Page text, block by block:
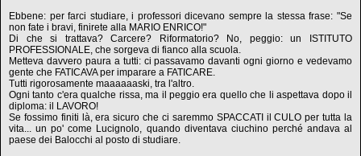
Ebbene: per farci studiare, i professori dicevano sempre la stessa frase: "Se
non fate i bravi, finirete alla MARIO ENRICO!"
Di che si trattava? Carcere? Riformatorio? No, peggio: un ISTITUTO
PROFESSIONALE, che sorgeva di fianco alla scuola.
Metteva davvero paura a tutti: ci passavamo davanti ogni giorno e vedevamo
gente che FATICAVA per imparare a FATICARE.
Tutti rigorosamente maaaaaaski, tra l'altro.
Ogni tanto c'era qualche rissa, ma il peggio era quello che li aspettava dopo il
diploma: il LAVORO!
Se fossimo finiti là, era sicuro che ci saremmo SPACCATI il CULO per tutta la
vita... un po' come Lucignolo, quando diventava ciuchino perché andava al
paese dei Balocchi al posto di studiare.